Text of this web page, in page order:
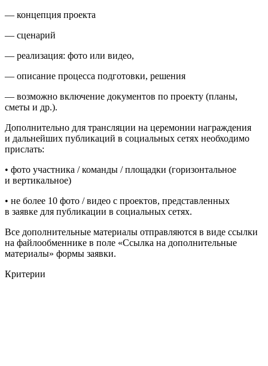
— концепция проекта
— сценарий
— реализация: фото или видео,
— описание процесса подготовки, решения
— возможно включение документов по проекту (планы,
сметы и др.).
Дополнительно для трансляции на церемонии награждения
и дальнейших публикаций в социальных сетях необходимо
прислать:
•⁠ ⁠фото участника / команды / площадки (горизонтальное
и вертикальное)
•⁠ ⁠⁠не более 10 фото / видео с проектов, представленных
в заявке для публикации в социальных сетях.
Все дополнительные материалы отправляются в виде ссылки
на файлообменнике в поле «Ссылка на дополнительные
материалы» формы заявки.
Критерии